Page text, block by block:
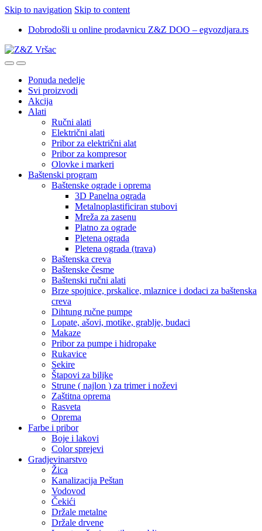
Skip to navigation Skip to content
Dobrodošli u online prodavnicu Z&Z DOO – egvozdjara.rs
Ponuda nedelje
Svi proizvodi
Akcija
Alati
Ručni alati
Električni alati
Pribor za električni alat
Pribor za kompresor
Olovke i markeri
Baštenski program
Baštenske ograde i oprema
3D Panelna ograda
Metalnoplastificiran stubovi
Mreža za zasenu
Platno za ograde
Pletena ograda
Pletena ograda (trava)
Baštenska creva
Baštenske česme
Baštenski ručni alati
Brze spojnice, prskalice, mlaznice i dodaci za baštenska
creva
Dihtung ručne pumpe
Lopate, ašovi, motike, grablje, budaci
Makaze
Pribor za pumpe i hidropake
Rukavice
Sekire
Štapovi za biljke
Strune ( najlon ) za trimer i noževi
Zaštitna oprema
Rasveta
Oprema
Farbe i pribor
Boje i lakovi
Color sprejevi
Gradjevinarstvo
Žica
Kanalizacija Peštan
Vodovod
Čekići
Držale metalne
Držale drvene